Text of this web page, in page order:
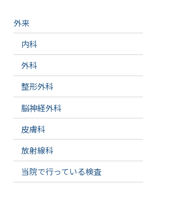
外来
内科
外科
整形外科
脳神経外科
皮膚科
放射線科
当院で行っている検査